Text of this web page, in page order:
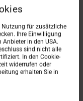
Nutzung für zusätzliche
Ihre Einwilligung
in den USA.
sind nicht alle
In den Cookie-
widerrufen oder
erhalten Sie in